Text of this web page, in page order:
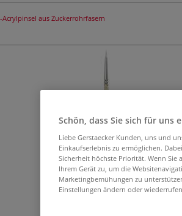
aus Zuckerrohrfasern
Schön, dass Sie sich für uns
Liebe Gerstaecker Kunden, uns und
Einkaufserlebnis zu ermöglichen.
Sicherheit höchste Priorität. Wenn Sie
Ihrem Gerät zu, um die
Marketingbemühungen zu
Einstellungen ändern oder